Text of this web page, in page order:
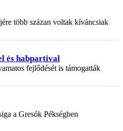
több százan voltak kíváncsiak
és habpartival
fejlődését is támogatták
a Gresók Pékségben